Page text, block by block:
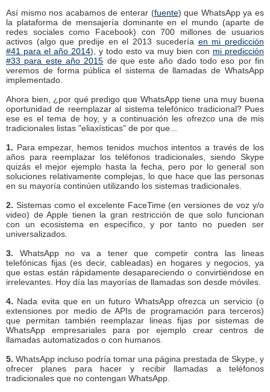
Así mismo nos acabamos de enterar (fuente) que WhatsApp ya es
la plataforma de mensajería dominante en el mundo (aparte de
redes sociales como Facebook) con 700 millones de usuarios
activos (algo que predije en el 2013 sucedería en mi predicción
#41 para el año 2014), y todo esto va muy bien con mi predicción
#33 para este año 2015 de que este año dado todo eso por fin
veremos de forma pública el sistema de llamadas de WhatsApp
implementado.
Ahora bien, ¿por qué predigo que WhatsApp tiene una muy buena
oportunidad de reemplazar al sistema telefónico tradicional? Pues
ese es el tema de hoy, y a continuación les ofrezco una de mis
tradicionales listas "eliaxísticas" de por que...
1. Para empezar, hemos tenidos muchos intentos a través de los
años para reemplazar los teléfonos tradicionales, siendo Skype
quizás el mejor ejemplo hasta la fecha, pero por lo general son
soluciones relativamente complejas, lo que hace que las personas
en su mayoría continúen utilizando los sistemas tradicionales.
2. Sistemas como el excelente FaceTime (en versiones de voz y/o
video) de Apple tienen la gran restricción de que solo funcionan
con un ecosistema en específico, y por tanto no pueden ser
universalizados.
3. WhatsApp no va a tener que competir contra las lineas
telefónicas fijas (es decir, cableadas) en hogares y negocios, ya
que estas están rápidamente desapareciendo o convirtiéndose en
irrelevantes. Hoy día las mayorías de llamadas son desde móviles.
4. Nada evita que en un futuro WhatsApp ofrezca un servicio (o
extensiones por medio de APIs de programación para terceros)
que permitan también reemplazar lineas fijas por sistemas de
WhatsApp empresariales para por ejemplo crear centros de
llamadas automatizados o con humanos.
5. WhatsApp incluso podría tomar una página prestada de Skype, y
ofrecer planes para hacer y recibir llamadas a teléfonos
tradicionales que no contengan WhatsApp.